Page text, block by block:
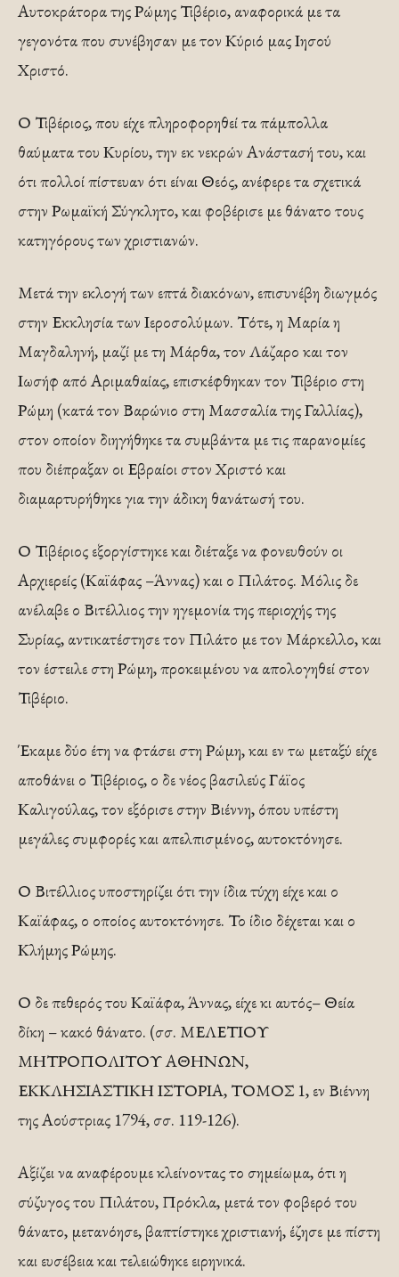
Αυτοκράτορα της Ρώμης Τιβέριο, αναφορικά με τα
γεγονότα που συνέβησαν με τον Κύριό μας Ιησού
Χριστό.
Ο Τιβέριος, που είχε πληροφορηθεί τα πάμπολλα
θαύματα του Κυρίου, την εκ νεκρών Ανάστασή του, και
ότι πολλοί πίστευαν ότι είναι Θεός, ανέφερε τα σχετικά
στην Ρωμαϊκή Σύγκλητο, και φοβέρισε με θάνατο τους
κατηγόρους των χριστιανών.
Μετά την εκλογή των επτά διακόνων, επισυνέβη διωγμός
στην Εκκλησία των Ιεροσολύμων. Τότε, η Μαρία η
Μαγδαληνή, μαζί με τη Μάρθα, τον Λάζαρο και τον
Ιωσήφ από Αριμαθαίας, επισκέφθηκαν τον Τιβέριο στη
Ρώμη (κατά τον Βαρώνιο στη Μασσαλία της Γαλλίας),
στον οποίον διηγήθηκε τα συμβάντα με τις παρανομίες
που διέπραξαν οι Εβραίοι στον Χριστό και
διαμαρτυρήθηκε για την άδικη θανάτωσή του.
Ο Τιβέριος εξοργίστηκε και διέταξε να φονευθούν οι
Αρχιερείς (Καϊάφας –Άννας) και ο Πιλάτος. Μόλις δε
ανέλαβε ο Βιτέλλιος την ηγεμονία της περιοχής της
Συρίας, αντικατέστησε τον Πιλάτο με τον Μάρκελλο, και
τον έστειλε στη Ρώμη, προκειμένου να απολογηθεί στον
Τιβέριο.
Έκαμε δύο έτη να φτάσει στη Ρώμη, και εν τω μεταξύ είχε
αποθάνει ο Τιβέριος, ο δε νέος βασιλεύς Γάϊος
Καλιγούλας, τον εξόρισε στην Βιέννη, όπου υπέστη
μεγάλες συμφορές και απελπισμένος, αυτοκτόνησε.
Ο Βιτέλλιος υποστηρίζει ότι την ίδια τύχη είχε και ο
Καϊάφας, ο οποίος αυτοκτόνησε. Το ίδιο δέχεται και ο
Κλήμης Ρώμης.
Ο δε πεθερός του Καϊάφα, Άννας, είχε κι αυτός– Θεία
δίκη – κακό θάνατο. (σσ. ΜΕΛΕΤΙΟΥ
ΜΗΤΡΟΠΟΛΙΤΟΥ ΑΘΗΝΩΝ,
ΕΚΚΛΗΣΙΑΣΤΙΚΗ ΙΣΤΟΡΙΑ, ΤΟΜΟΣ 1, εν Βιέννη
της Αούστριας 1794, σσ. 119-126).
Αξίζει να αναφέρουμε κλείνοντας το σημείωμα, ότι η
σύζυγος του Πιλάτου, Πρόκλα, μετά τον φοβερό του
θάνατο, μετανόησε, βαπτίστηκε χριστιανή, έζησε με πίστη
και ευσέβεια και τελειώθηκε ειρηνικά.